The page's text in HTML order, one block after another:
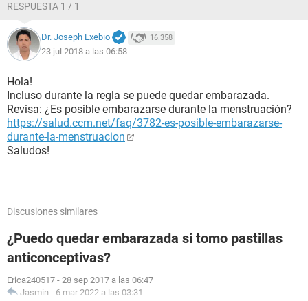
RESPUESTA 1 / 1
Dr. Joseph Exebio 16.358
23 jul 2018 a las 06:58
Hola!
Incluso durante la regla se puede quedar embarazada.
Revisa: ¿Es posible embarazarse durante la menstruación?
https://salud.ccm.net/faq/3782-es-posible-embarazarse-
durante-la-menstruacion
Saludos!
Discusiones similares
¿Puedo quedar embarazada si tomo pastillas
anticonceptivas?
Erica240517 - 28 sep 2017 a las 06:47
Jasmin - 6 mar 2022 a las 03:31